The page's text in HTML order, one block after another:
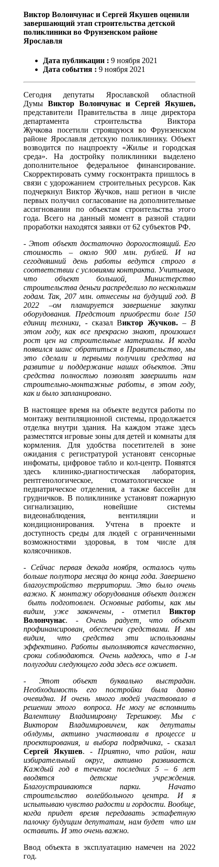
Виктор Волончунас и Сергей Якушев оценили
завершающий этап строительства детской
поликлиники во Фрунзенском районе
Ярославля
Дата публикации : 9 ноября 2021
Дата события : 9 ноября 2021
Сегодня депутаты Ярославской областной
Думы Виктор Волончунас и Сергей Якушев,
представители Правительства в лице директора
департамента строительства Виктора
Жучкова посетили строящуюся во Фрунзенском
районе Ярославля детскую поликлинику. Объект
возводится по нацпроекту «Жилье и городская
среда». На достройку поликлиники выделено
дополнительное федеральное финансирование.
Скорректировать сумму госконтракта пришлось в
связи с удорожанием строительных ресурсов. Как
подчеркнул Виктор Жучков, наш регион в числе
первых получил согласование на дополнительные
ассигновании по объектам строительства этого
года. Всего на данный момент в разной стадии
проработки находятся заявки от 62 субъектов РФ.
-Этот объект достаточно дорогостоящий. Его
стоимость – около 900 млн. рублей. И на
сегодняшний день работы ведутся строго в
соответствии с условиями контракта. Учитывая,
что объект большой, Министерство
строительства деньги распределило по нескольким
годам. Так, 207 млн. отнесены на будущий год. В
2022 –ом планируется завершение закупки
оборудования. Предстоит приобрести боле 150
единиц техники,
- сказал Виктор Жучков.– В
этом году, как все прекрасно знают, произошел
рост цен на строительные материалы. И когда
появился шанс обратиться в Правительство, мы
это сделали и первыми получили средства на
развитие и поддержание наших объектов. Эти
средства полностью позволят завершить нам
строительно-монтажные работы, в этом году,
как и было запланировано.
В настоящее время на объекте ведутся работы по
монтажу вентиляционной системы, продолжается
отделка внутри здания. На каждом этаже здесь
разместятся игровые зоны для детей и комнаты для
кормления. Для удобства посетителей в зоне
ожидания с регистратурой установят сенсорные
инфоматы, цифровое табло и кол-центр. Появятся
здесь клинико-диагностическая лаборатория,
рентгенологическое, стоматологическое и
педиатрическое отделения, а также бассейн для
грудничков. В поликлинике установят пожарную
сигнализацию, новейшие системы
видеонаблюдения, вентиляции и
кондиционирования. Учтена в проекте и
доступность среды для людей с ограниченными
возможностями здоровья, в том числе для
колясочников.
- Сейчас первая декада ноября, осталось чуть
больше полутора месяца до конца года. Завершено
благоустройство территории. Это было очень
важно. К монтажу оборудования объект должен
быть подготовлен. Основные работы, как мы
видим, уже закончены, - отметилВиктор
Волончунас. -Очень радует, что объект
профинансирован, обеспечен средствами. И мы
видим, что средства эти использованы
эффективно. Работы выполняются качественно,
сроки соблюдаются. Очень надеюсь, что в 1-м
полугодии следующего года здесь все оживет.
- Этот объект буквально выстрадан.
Необходимость его постройки была давно
очевидна. И очень много людей участвовало в
решении этого вопроса. Не могу не вспомнить
Валентину Владимировну Терешкову. Мы с
Виктором Владимировичем, как депутаты
облдумы, активно участвовали в процессе и
проектирования, и выбора подрядчика, - сказал
Сергей Якушев. - Приятно, что район, наш
избирательный округ, активно развивается.
Каждый год в течение последних 5 – 6 лет
вводятся детские учреждения.
Благоустраиваются парки. Начато
строительство волейбольного центра. И я
испытываю чувство радости и гордости. Вообще,
когда придет время передавать эстафетную
палочку будущим депутатам, нам будет что им
оставить. И это очень важно.
Ввод объекта в эксплуатацию намечен на 2022
год.